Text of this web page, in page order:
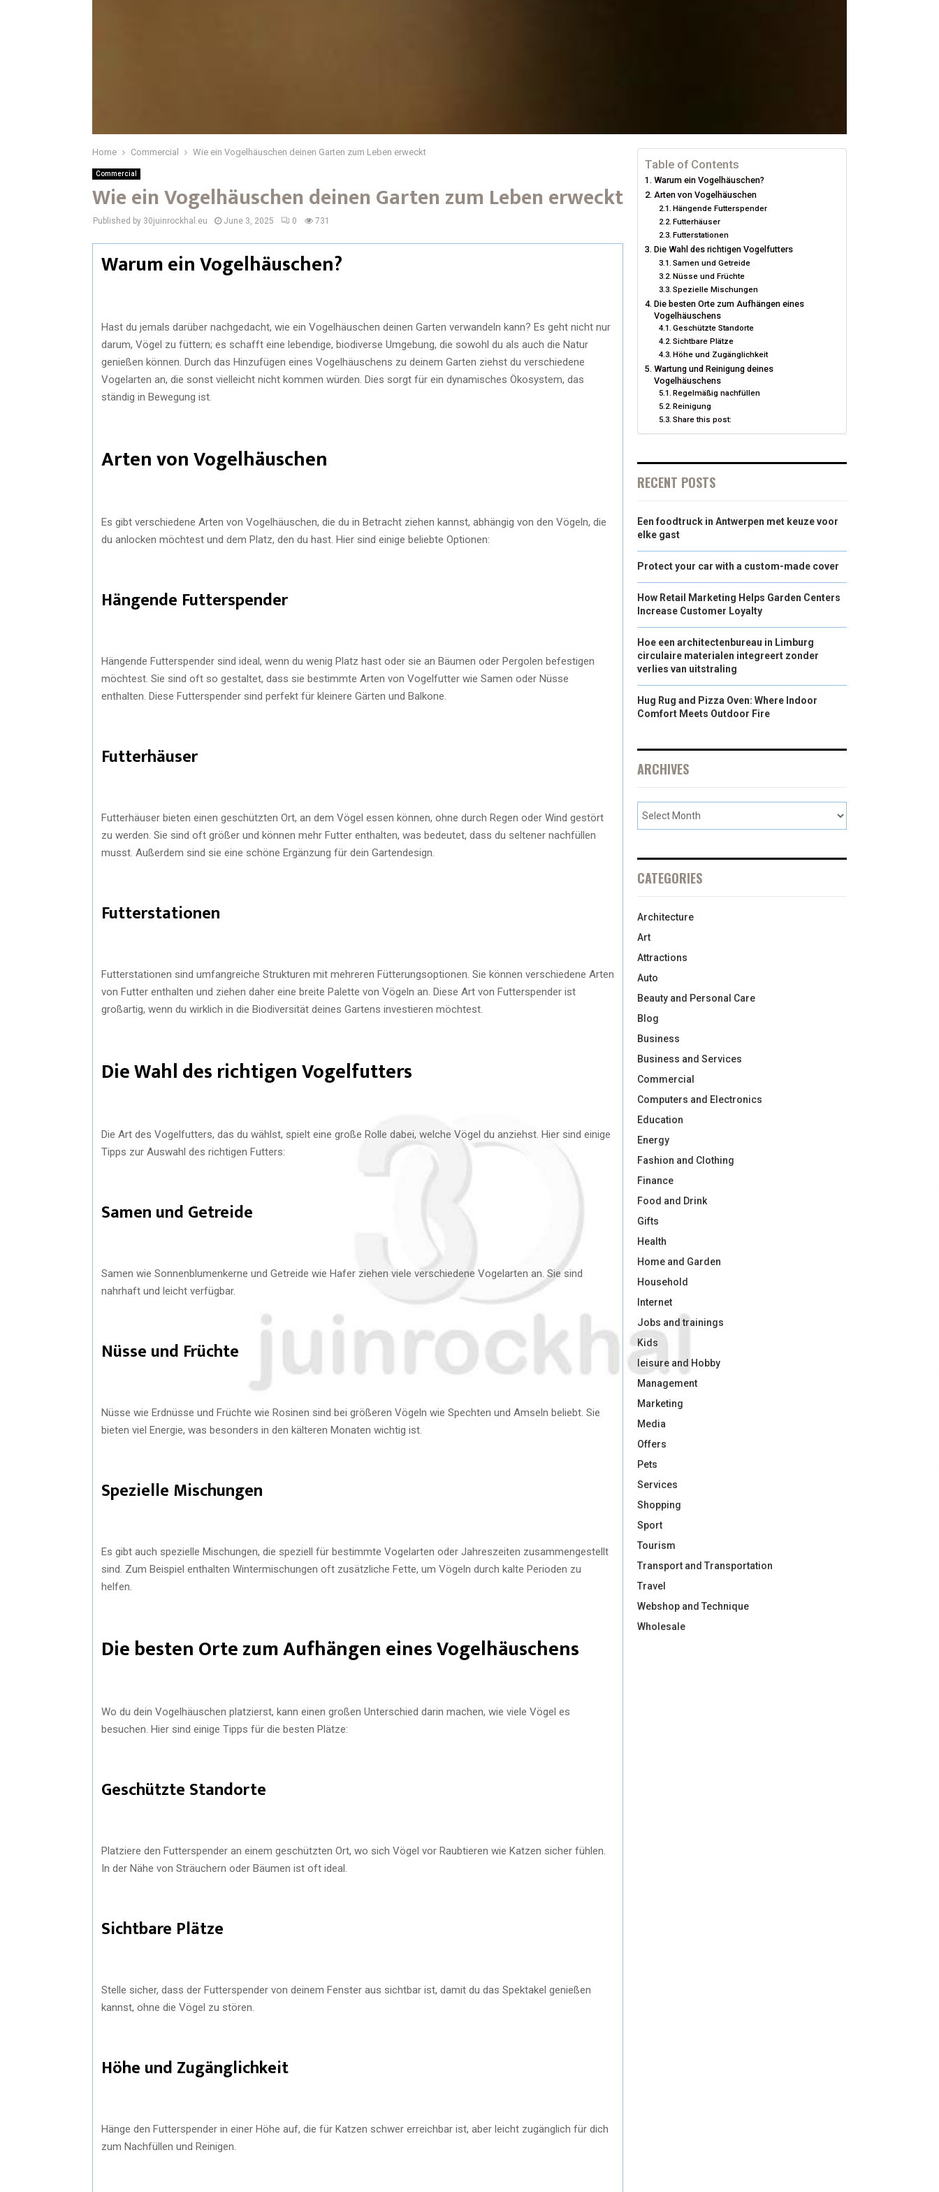
Home Commercial Wie ein Vogelhäuschen deinen Garten zum Leben erweckt
Commercial
Wie ein Vogelhäuschen deinen Garten zum Leben erweckt
Published by 30juinrockhal.eu June 3, 2025 0 731
Warum ein Vogelhäuschen?
Hast du jemals darüber nachgedacht, wie ein Vogelhäuschen deinen Garten verwandeln kann? Es geht nicht nur
darum, Vögel zu füttern; es schafft eine lebendige, biodiverse Umgebung, die sowohl du als auch die Natur
genießen können. Durch das Hinzufügen eines Vogelhäuschens zu deinem Garten ziehst du verschiedene
Vogelarten an, die sonst vielleicht nicht kommen würden. Dies sorgt für ein dynamisches Ökosystem, das
ständig in Bewegung ist.
Arten von Vogelhäuschen
Es gibt verschiedene Arten von Vogelhäuschen, die du in Betracht ziehen kannst, abhängig von den Vögeln, die
du anlocken möchtest und dem Platz, den du hast. Hier sind einige beliebte Optionen:
Hängende Futterspender
Hängende Futterspender sind ideal, wenn du wenig Platz hast oder sie an Bäumen oder Pergolen befestigen
möchtest. Sie sind oft so gestaltet, dass sie bestimmte Arten von Vogelfutter wie Samen oder Nüsse
enthalten. Diese Futterspender sind perfekt für kleinere Gärten und Balkone.
Futterhäuser
Futterhäuser bieten einen geschützten Ort, an dem Vögel essen können, ohne durch Regen oder Wind gestört
zu werden. Sie sind oft größer und können mehr Futter enthalten, was bedeutet, dass du seltener nachfüllen
musst. Außerdem sind sie eine schöne Ergänzung für dein Gartendesign.
Futterstationen
Futterstationen sind umfangreiche Strukturen mit mehreren Fütterungsoptionen. Sie können verschiedene Arten
von Futter enthalten und ziehen daher eine breite Palette von Vögeln an. Diese Art von Futterspender ist
großartig, wenn du wirklich in die Biodiversität deines Gartens investieren möchtest.
Die Wahl des richtigen Vogelfutters
Die Art des Vogelfutters, das du wählst, spielt eine große Rolle dabei, welche Vögel du anziehst. Hier sind einige
Tipps zur Auswahl des richtigen Futters:
Samen und Getreide
Samen wie Sonnenblumenkerne und Getreide wie Hafer ziehen viele verschiedene Vogelarten an. Sie sind
nahrhaft und leicht verfügbar.
Nüsse und Früchte
Nüsse wie Erdnüsse und Früchte wie Rosinen sind bei größeren Vögeln wie Spechten und Amseln beliebt. Sie
bieten viel Energie, was besonders in den kälteren Monaten wichtig ist.
Spezielle Mischungen
Es gibt auch spezielle Mischungen, die speziell für bestimmte Vogelarten oder Jahreszeiten zusammengestellt
sind. Zum Beispiel enthalten Wintermischungen oft zusätzliche Fette, um Vögeln durch kalte Perioden zu
helfen.
Die besten Orte zum Aufhängen eines Vogelhäuschens
Wo du dein Vogelhäuschen platzierst, kann einen großen Unterschied darin machen, wie viele Vögel es
besuchen. Hier sind einige Tipps für die besten Plätze:
Geschützte Standorte
Platziere den Futterspender an einem geschützten Ort, wo sich Vögel vor Raubtieren wie Katzen sicher fühlen.
In der Nähe von Sträuchern oder Bäumen ist oft ideal.
Sichtbare Plätze
Stelle sicher, dass der Futterspender von deinem Fenster aus sichtbar ist, damit du das Spektakel genießen
kannst, ohne die Vögel zu stören.
Höhe und Zugänglichkeit
Hänge den Futterspender in einer Höhe auf, die für Katzen schwer erreichbar ist, aber leicht zugänglich für dich
zum Nachfüllen und Reinigen.
Table of Contents
Warum ein Vogelhäuschen?
Arten von Vogelhäuschen
Hängende Futterspender
Futterhäuser
Futterstationen
Die Wahl des richtigen Vogelfutters
Samen und Getreide
Nüsse und Früchte
Spezielle Mischungen
Die besten Orte zum Aufhängen eines
Vogelhäuschens
Geschützte Standorte
Sichtbare Plätze
Höhe und Zugänglichkeit
Wartung und Reinigung deines
Vogelhäuschens
Regelmäßig nachfüllen
Reinigung
Share this post:
RECENT POSTS
Een foodtruck in Antwerpen met keuze voor
elke gast
Protect your car with a custom-made cover
How Retail Marketing Helps Garden Centers
Increase Customer Loyalty
Hoe een architectenbureau in Limburg
circulaire materialen integreert zonder
verlies van uitstraling
Hug Rug and Pizza Oven: Where Indoor
Comfort Meets Outdoor Fire
ARCHIVES
CATEGORIES
Architecture
Art
Attractions
Auto
Beauty and Personal Care
Blog
Business
Business and Services
Commercial
Computers and Electronics
Education
Energy
Fashion and Clothing
Finance
Food and Drink
Gifts
Health
Home and Garden
Household
Internet
Jobs and trainings
Kids
leisure and Hobby
Management
Marketing
Media
Offers
Pets
Services
Shopping
Sport
Tourism
Transport and Transportation
Travel
Webshop and Technique
Wholesale